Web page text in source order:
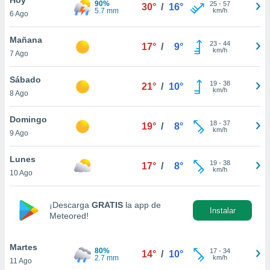
en
más
nuestra
de
aceptar
de
6 Ago
90%
5.7 mm
30° / 16° 25- 57
km/h
Mañana
7 Ago
17° / 9° 23- 44
km/h
Sábado
8 Ago
21° / 10° 19- 38
km/h
Domingo
9 Ago
19° / 8° 18- 37
km/h
Lunes
10 Ago
17° / 8° 19- 38
km/h
¡Descarga GRATIS la app de
Meteored!
Instalar
Martes
11 Ago
80%
2.7 mm
14° / 10° 17- 34
km/h